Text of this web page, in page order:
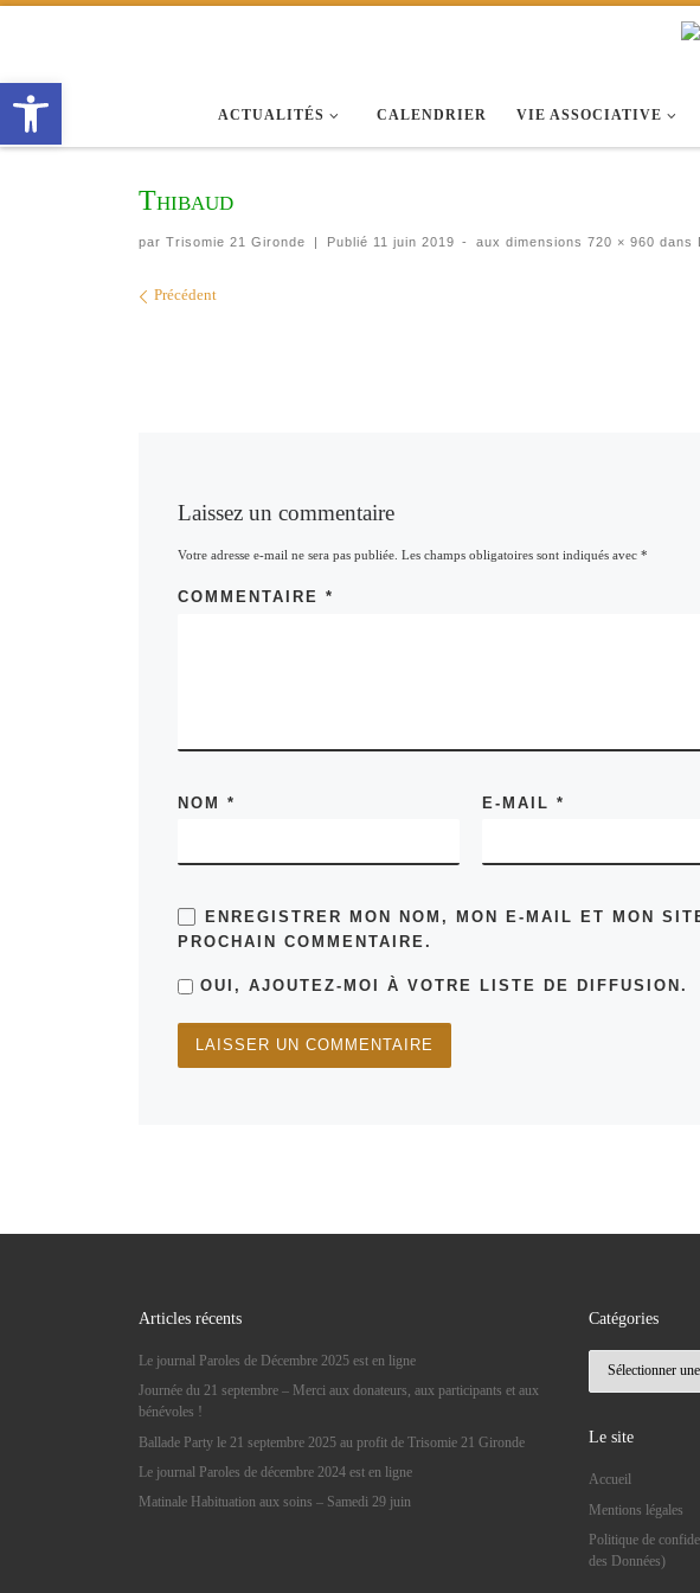
ACTUALITÉS CALENDRIER VIE ASSOCIATIVE
Thibaud
par Trisomie 21 Gironde | Publié 11 juin 2019 - aux dimensions 720 × 960 dans
Navigation des images
Précédent
Laissez un commentaire
Votre adresse e-mail ne sera pas publiée. Les champs obligatoires sont indiqués avec *
COMMENTAIRE *
NOM * E-MAIL*
ENREGISTRER MON NOM, MON E-MAIL ET MON
PROCHAIN COMMENTAIRE.
OUI, AJOUTEZ-MOI À VOTRE LISTE DE DIFFUSION.
Articles récents
Le journal Paroles de Décembre 2025 est en ligne
Journée du 21 septembre – Merci aux donateurs, aux participants et aux
bénévoles !
Ballade Party le 21 septembre 2025 au profit de Trisomie 21 Gironde
Le journal Paroles de décembre 2024 est en ligne
Matinale Habituation aux soins – Samedi 29 juin
Catégories
Le site
Accueil
Mentions légales
Politique de
des Données)
Ouvrir la barre d’outils